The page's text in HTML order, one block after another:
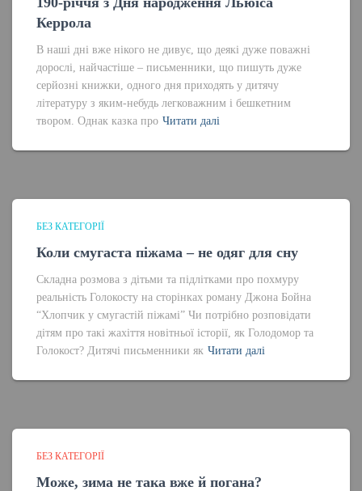
Керрола
В наші дні вже нікого не дивує, що деякі дуже поважні
дорослі, найчастіше – письменники, що пишуть дуже
серйозні книжки, одного дня приходять у дитячу
літературу з яким-небудь легковажним і бешкетним
твором. Однак казка про Читати далі
БЕЗ КАТЕГОРІЇ
Коли смугаста піжама – не одяг для сну
Складна розмова з дітьми та підлітками про похмуру
реальність Голокосту на сторінках роману Джона Бойна
“Хлопчик у смугастій піжамі” Чи потрібно розповідати
дітям про такі жахіття новітньої історії, як Голодомор та
Голокост? Дитячі письменники як Читати далі
БЕЗ КАТЕГОРІЇ
Може, зима не така вже й погана?